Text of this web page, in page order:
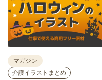
験・相談”が一度にできる、見ど
ころ満載のイベントの様子をレ
ポートします。
マガジン
介護イラストまとめ
…